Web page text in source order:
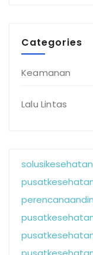
Categories
Keamanan
Lalu Lintas